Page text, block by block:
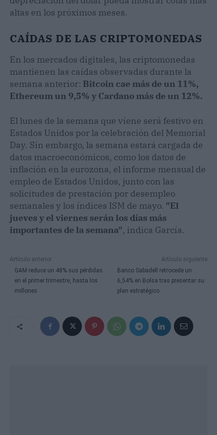
altas en los próximos meses.
CAÍDAS DE LAS CRIPTOMONEDAS
En los mercados digitales, las criptomonedas
mantienen las caídas observadas durante la
semana anterior: Bitcoin cae más de un 11%,
Ethereum un 9,5% y Cardano más de un 12%.
El lunes de la semana que viene será festivo en
Estados Unidos por la celebración del Memorial
Day. Sin embargo, la semana estará cargada de
datos macroeconómicos, como los datos de
inflación en la eurozona, el informe mensual de
empleo de Estados Unidos, junto con las
solicitudes de prestación por desempleo
semanales y los índices ISM de mayo. "El
jueves y el viernes serán los días más
importantes de la semana", indica García.
Artículo anterior
GAM reduce un 48% sus pérdidas
en el primer trimestre, hasta los
millones
Artículo siguiente
Banco Sabadell retrocede un
6,54% en Bolsa tras presentar su
plan estratégico